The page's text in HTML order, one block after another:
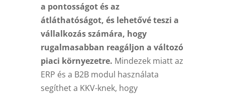
a pontosságot és az
átláthatóságot, és lehetővé teszi a
vállalkozás számára, hogy
rugalmasabban reagáljon a változó
piaci környezetre. Mindezek miatt az
ERP és a B2B modul használata
segíthet a KKV-knek, hogy